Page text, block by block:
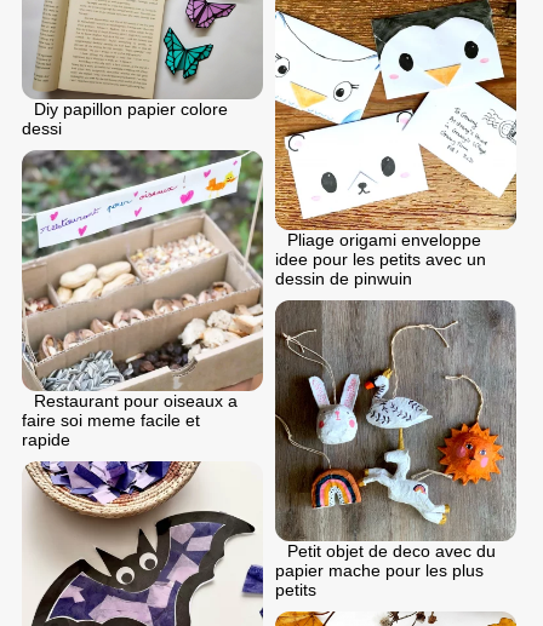
Diy papillon papier colore
dessi
Pliage origami enveloppe
idee pour les petits avec un
dessin de pinwuin
Restaurant pour oiseaux a
faire soi meme facile et
rapide
Petit objet de deco avec du
papier mache pour les plus
petits